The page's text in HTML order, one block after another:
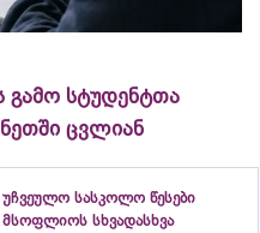
გამო სტუდენტთა
ცვლიან
უჩვეულო სასკოლო წესები
მსოფლიოს სხვადასხვა